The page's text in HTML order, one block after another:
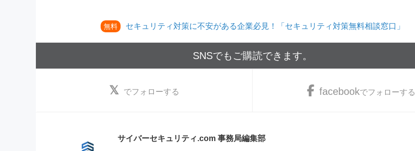
無料 セキュリティ対策に不安がある企業必見！「セキュリティ対策無料相談窓口」
SNSでもご購読できます。
でフォローする facebookでフォローする
サイバーセキュリティ.com 事務局編集部